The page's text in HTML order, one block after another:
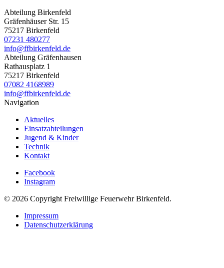
Abteilung Birkenfeld
Gräfenhäuser Str. 15
75217 Birkenfeld
07231 480277
info@ffbirkenfeld.de
Abteilung Gräfenhausen
Rathausplatz 1
75217 Birkenfeld
07082 4168989
info@ffbirkenfeld.de
Navigation
Aktuelles
Einsatzabteilungen
Jugend & Kinder
Technik
Kontakt
Facebook
Instagram
© 2026 Copyright Freiwillige Feuerwehr Birkenfeld.
Impressum
Datenschutzerklärung